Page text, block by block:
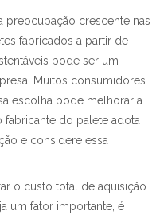
preocupação crescente nas
fabricados a partir de
pode ser um
Muitos consumidores
escolha pode melhorar a
fabricante do palete adota
e considere essa
o custo total de aquisição
um fator importante, é